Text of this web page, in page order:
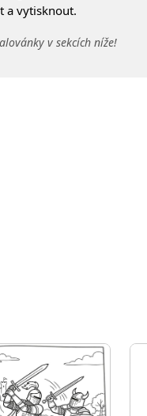
a vytisknout.
v sekcích níže!